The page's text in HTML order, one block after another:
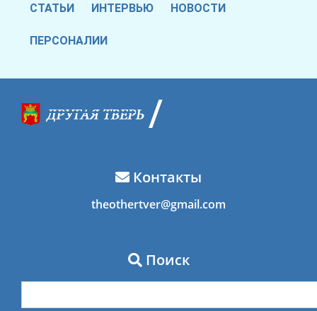
СТАТЬИ ИНТЕРВЬЮ НОВОСТИ
ПЕРСОНАЛИИ
Контакты
theothertver@gmail.com
Поиск